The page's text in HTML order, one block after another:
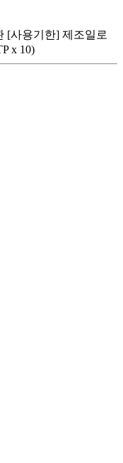
[사용기한] 제조일로
x 10)